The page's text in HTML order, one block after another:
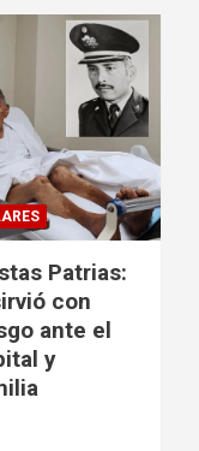
Patrias:
con
ante el
y